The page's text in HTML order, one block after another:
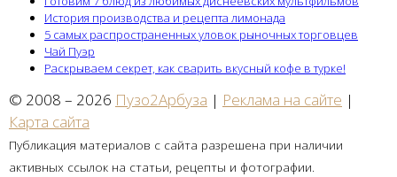
История производства и рецепта лимонада
5 самых распространенных уловок рыночных торговцев
Чай Пуэр
Раскрываем секрет, как сварить вкусный кофе в турке!
© 2008 – 2026 Пузо2Арбуза | Реклама на сайте |
Карта сайта
Публикация материалов с сайта разрешена при наличии
активных ссылок на статьи, рецепты и фотографии.